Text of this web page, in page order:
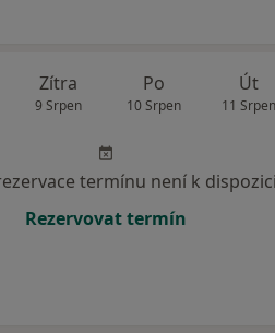
Zítra
9 Srpen
Po
10 Srpen
Út
11 Srpen
termínu není k dispozici
Rezervovat termín